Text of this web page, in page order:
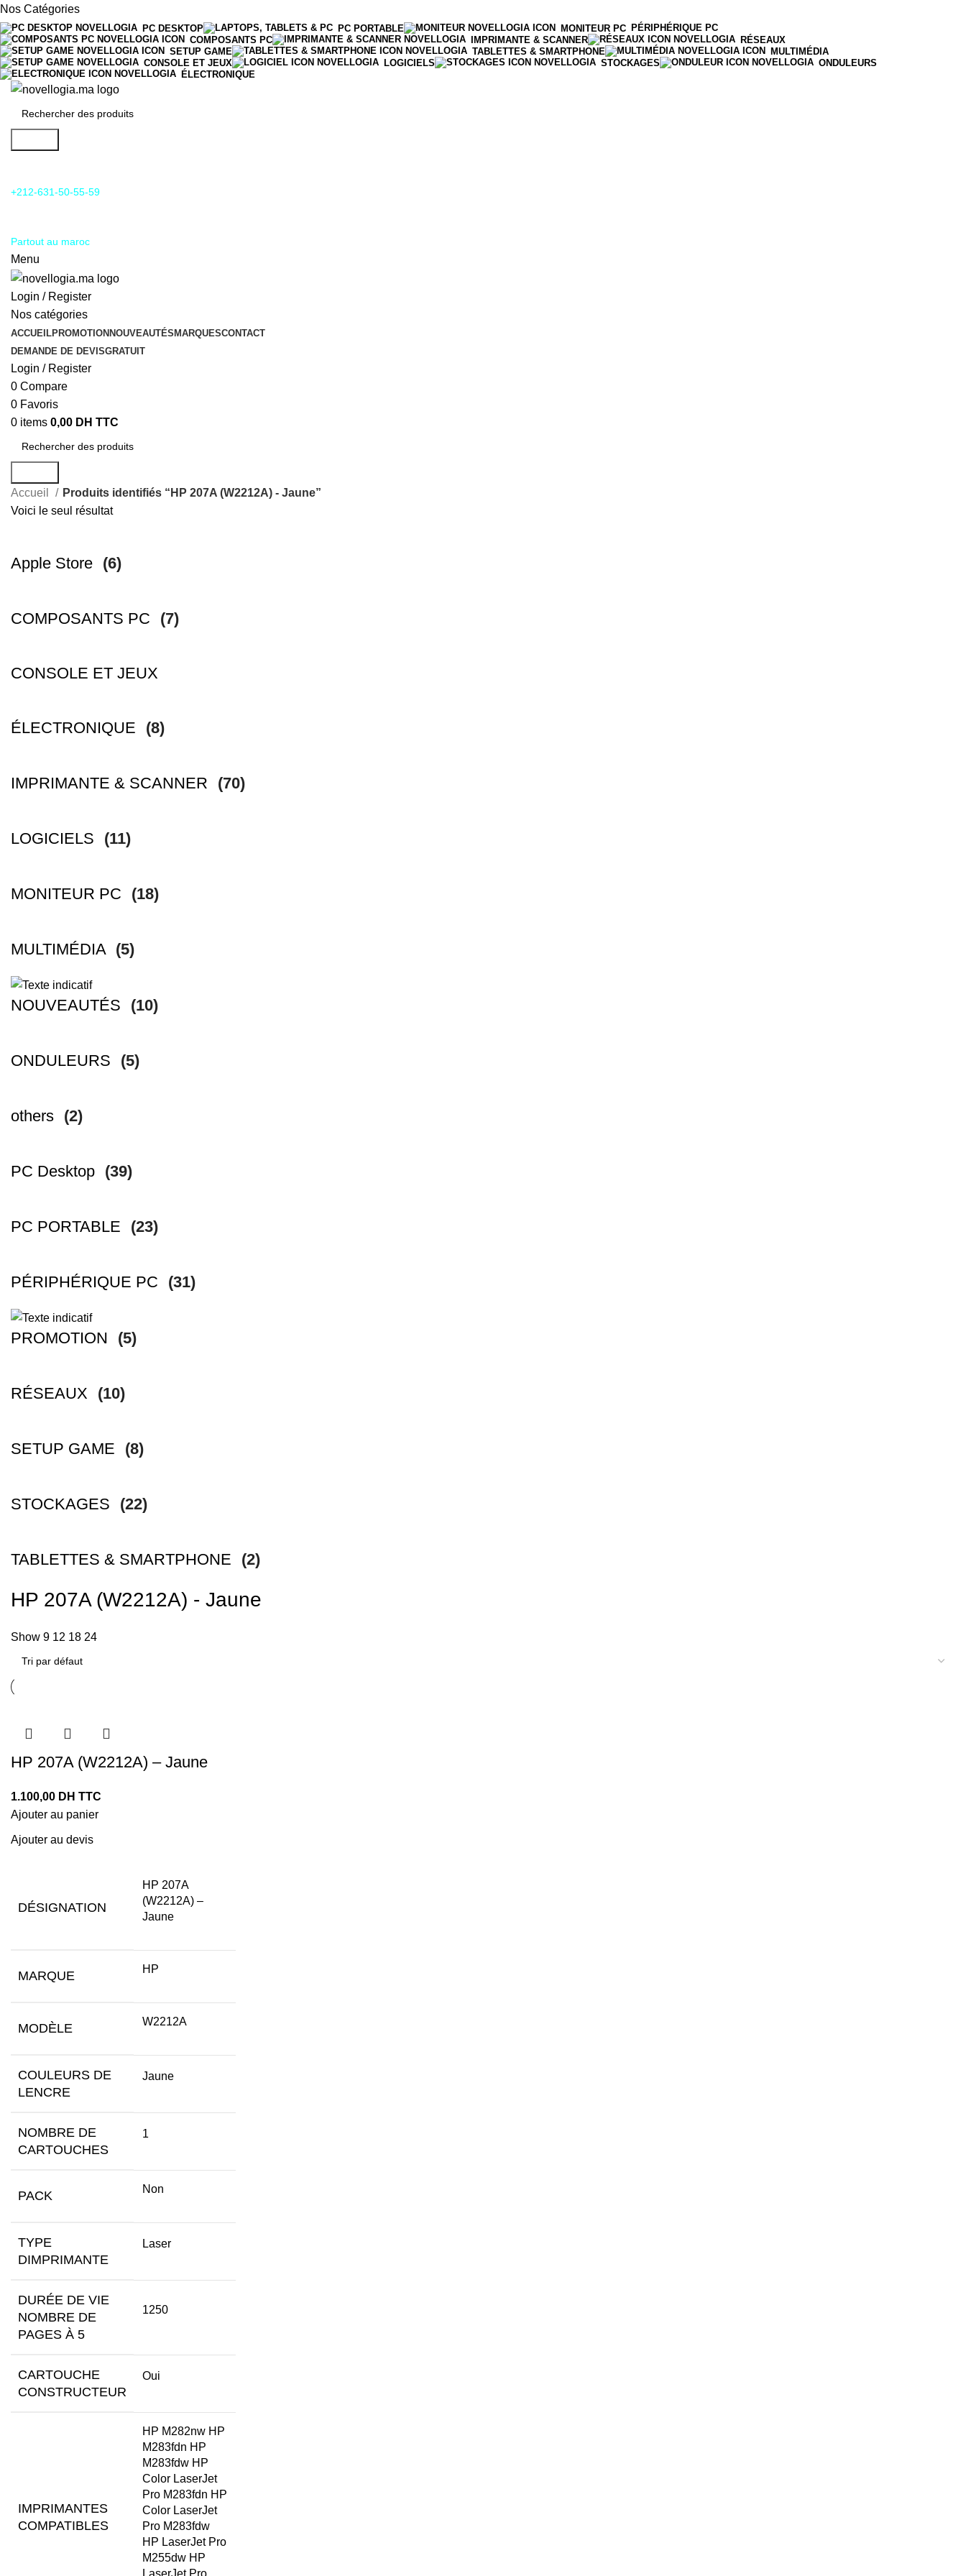
Nos Catégories
PC DESKTOP PC PORTABLE MONITEUR PC PÉRIPHÉRIQUE PC
COMPOSANTS PC
IMPRIMANTE & SCANNER
RÉSEAUX
SETUP GAME
TABLETTES & SMARTPHONE
MULTIMÉDIA
CONSOLE ET JEUX
LOGICIELS STOCKAGES
ONDULEURS
ÉLECTRONIQUE
+212-631-50-55-59
Partout au maroc
Menu
Login / Register
Nos catégories
ACCUEILPROMOTIONNOUVEAUTÉSMARQUESCONTACT
DEMANDE DE DEVISGRATUIT
Login / Register
0 Compare
0 Favoris
0 items 0,00 DH TTC
Accueil
Produits identifiés “HP 207A (W2212A) - Jaune”
Voici le seul résultat
Apple Store (6)
COMPOSANTS PC (7)
CONSOLE ET JEUX
ÉLECTRONIQUE (8)
IMPRIMANTE & SCANNER (70)
LOGICIELS (11)
MONITEUR PC (18)
MULTIMÉDIA (5)
NOUVEAUTÉS (10)
ONDULEURS (5)
others (2)
PC Desktop (39)
PC PORTABLE (23)
PÉRIPHÉRIQUE PC (31)
PROMOTION (5)
RÉSEAUX (10)
SETUP GAME (8)
STOCKAGES (22)
TABLETTES & SMARTPHONE (2)
HP 207A (W2212A) - Jaune
Show 9 12 18 24
HP 207A (W2212A) – Jaune
1.100,00 DH TTC
Ajouter au panier
Ajouter au devis
DÉSIGNATION
HP 207A
(W2212A) –
Jaune
MARQUE HP
MODÈLE W2212A
COULEURS DE
LENCRE
Jaune
NOMBRE DE
CARTOUCHES
1
PACK Non
TYPE
DIMPRIMANTE
Laser
DURÉE DE VIE
NOMBRE DE
PAGES À 5
1250
CARTOUCHE
CONSTRUCTEUR
Oui
IMPRIMANTES
COMPATIBLES
HP M282nw HP
M283fdn HP
M283fdw HP
Color LaserJet
Pro M283fdn HP
Color LaserJet
Pro M283fdw
HP LaserJet Pro
M255dw HP
LaserJet Pro